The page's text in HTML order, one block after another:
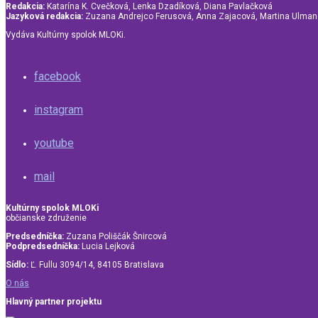
Redakcia: Katarína K. Cvečková, Lenka Dzadíková, Diana Pavlačková
Jazyková redakcia: Zuzana Andrejco Ferusová, Anna Zajacová, Martina
Vydáva Kultúrny spolok MLOKi.
facebook
instagram
youtube
mail
Kultúrny spolok MLOKi
občianske združenie
Predsedníčka: Zuzana Poliščák Šnircová
Podpredsedníčka: Lucia Lejková
Sídlo: Ľ. Fullu 3094/14, 84105 Bratislava
O nás
Hlavný partner projektu